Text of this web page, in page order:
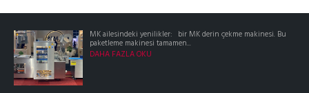
MK ailesindeki yenilikler: bir MK derin çekme makinesi. Bu
paketleme makinesi tamamen...
DAHA FAZLA OKU